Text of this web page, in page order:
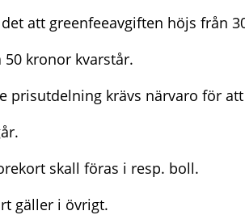
att greenfeeavgiften höjs från
50 kronor kvarstår.
prisutdelning krävs närvaro för
skall föras i resp. boll.
gäller i övrigt.